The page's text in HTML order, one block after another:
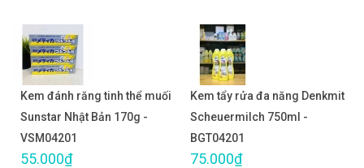
Kem đánh răng tinh thể muối
Sunstar Nhật Bản 170g -
VSM04201
55.000₫
Kem tẩy rửa đa năng Denkmit
Scheuermilch 750ml -
BGT04201
75.000₫